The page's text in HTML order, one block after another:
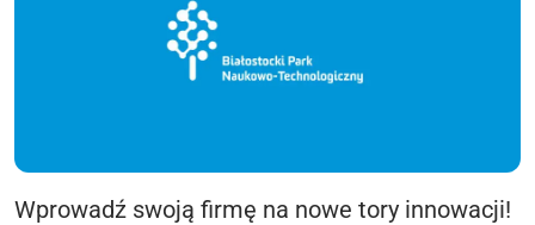
Wprowadź swoją firmę na nowe tory innowacji!